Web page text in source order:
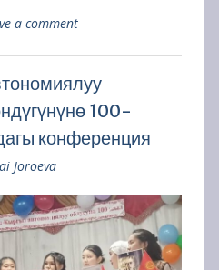
a comment
100-
конференция
Joroeva